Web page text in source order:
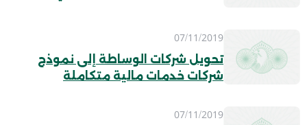
07/11/2019
تحويل شركات الوساطة إلى نموذج
شركات خدمات مالية متكاملة
07/11/2019